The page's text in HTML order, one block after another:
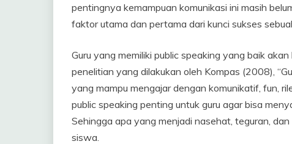
pentingnya kemampuan komunikasi ini masih
faktor utama dan pertama dari kunci sukses
Guru yang memiliki public speaking yang baik
penelitian yang dilakukan oleh Kompas (2008),
yang mampu mengajar dengan komunikatif, fun,
public speaking penting untuk guru agar bisa
Sehingga apa yang menjadi nasehat, teguran,
siswa.